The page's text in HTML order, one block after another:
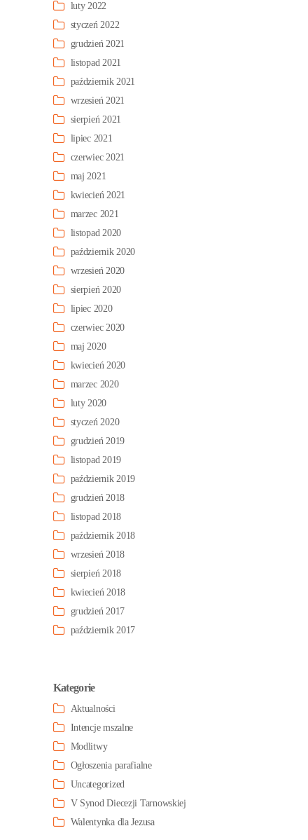
luty 2022
styczeń 2022
grudzień 2021
listopad 2021
październik 2021
wrzesień 2021
sierpień 2021
lipiec 2021
czerwiec 2021
maj 2021
kwiecień 2021
marzec 2021
listopad 2020
październik 2020
wrzesień 2020
sierpień 2020
lipiec 2020
czerwiec 2020
maj 2020
kwiecień 2020
marzec 2020
luty 2020
styczeń 2020
grudzień 2019
listopad 2019
październik 2019
grudzień 2018
listopad 2018
październik 2018
wrzesień 2018
sierpień 2018
kwiecień 2018
grudzień 2017
październik 2017
Kategorie
Aktualności
Intencje mszalne
Modlitwy
Ogłoszenia parafialne
Uncategorized
V Synod Diecezji Tarnowskiej
Walentynka dla Jezusa